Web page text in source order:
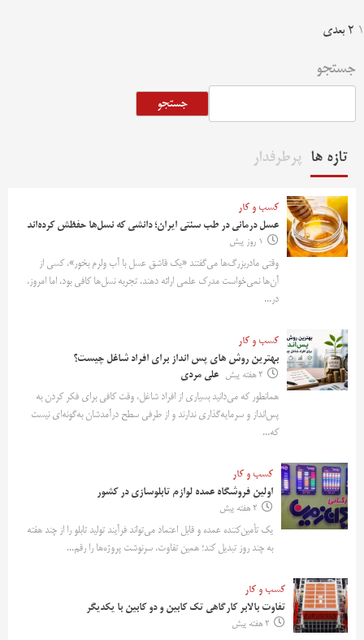
صفحه‌بندی
نوشته‌ها
1
2 بعدی
جستجو
جستجو
تازه ها پرطرفدار
کسب و کار
عسل درمانی در طب سنتی ایران؛ دانشی که نسل‌ها حفظش کرده‌اند
1 روز پیش
وقتی مادربزرگ‌ها می‌گفتند «یک قاشق عسل با آب ولرم بخور»، کسی از
آن‌ها نمی‌خواست مدرک علمی ارائه دهند. تجربه نسل‌ها کافی بود. اما امروز،
در...
کسب و کار
بهترین روش‌ های پس‌ انداز برای افراد شاغل چیست؟
2 هفته پیش
علی مردی
همانطور که می‌دانید بسیاری از افراد شاغل، وقت کافی برای فکر کردن به
پس‌انداز و سرمایه‌گذاری ندارند و از طرفی سطح درآمدشان به‌گونه‌ای نیست
که...
کسب و کار
اولین فروشگاه عمده لوازم تابلوسازی در کشور
2 هفته پیش
یک تأمین‌کننده عمده و قابل اعتماد می‌تواند فرآیند تولید تابلو را از چند هفته
به چند روز تبدیل کند؛ همین تفاوت، سرنوشت پروژه‌ها را رقم...
کسب و کار
تفاوت بالابر کارگاهی تک کابین و دو کابین با یکدیگر
2 هفته پیش